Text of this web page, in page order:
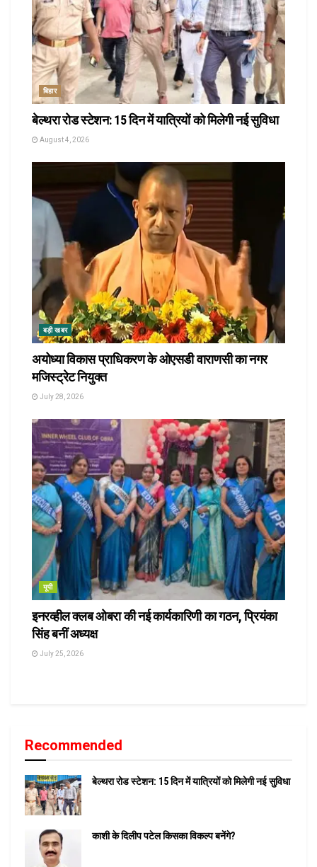
बिहार
बेल्थरा रोड स्टेशन: 15 दिन में यात्रियों को मिलेगी नई सुविधा
August 4, 2026
बड़ी खबर
अयोध्या विकास प्राधिकरण के ओएसडी वाराणसी का नगर
मजिस्ट्रेट नियुक्त
July 28, 2026
यूपी
इनरव्हील क्लब ओबरा की नई कार्यकारिणी का गठन, प्रियंका
सिंह बनीं अध्यक्ष
July 25, 2026
Recommended
बेल्थरा रोड स्टेशन: 15 दिन में यात्रियों को मिलेगी नई सुविधा
काशी के दिलीप पटेल किसका विकल्प बनेंगे?